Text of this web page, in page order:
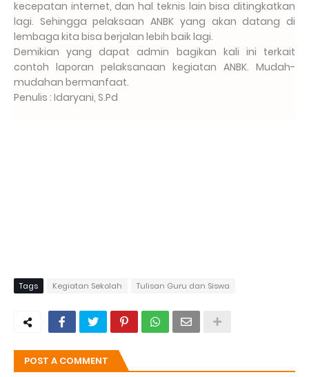
kecepatan internet, dan hal teknis lain bisa ditingkatkan
lagi. Sehingga pelaksaan ANBK yang akan datang di
lembaga kita bisa berjalan lebih baik lagi.
Demikian yang dapat admin bagikan kali ini terkait
contoh laporan pelaksanaan kegiatan ANBK. Mudah-
mudahan bermanfaat.
Penulis : Idaryani, S.Pd
Tags Kegiatan Sekolah Tulisan Guru dan Siswa
POST A COMMENT